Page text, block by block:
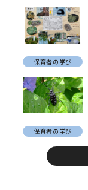
保育者の学び
保育者の学び